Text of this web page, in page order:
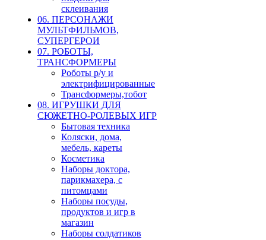
склеивания
06. ПЕРСОНАЖИ
МУЛЬТФИЛЬМОВ,
СУПЕРГЕРОИ
07. РОБОТЫ,
ТРАНСФОРМЕРЫ
Роботы р/у и
электрифицированные
Трансформеры,тобот
08. ИГРУШКИ ДЛЯ
СЮЖЕТНО-РОЛЕВЫХ ИГР
Бытовая техника
Коляски, дома,
мебель, кареты
Косметика
Наборы доктора,
парикмахера, с
питомцами
Наборы посуды,
продуктов и игр в
магазин
Наборы солдатиков